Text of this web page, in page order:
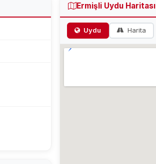
Ermişli Uydu Haritası
Uydu Harita